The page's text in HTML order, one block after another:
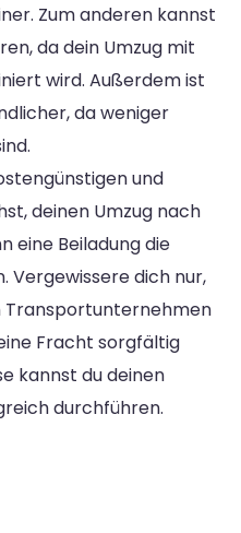
Zum anderen kannst
da dein Umzug mit
wird. Außerdem ist
da weniger
und
deinen Umzug nach
eine Beiladung die
Vergewissere dich nur,
Transportunternehmen
Fracht sorgfältig
kannst du deinen
durchführen.